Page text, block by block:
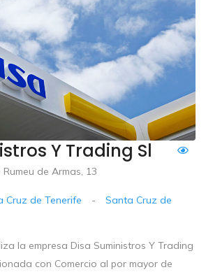
Y Trading Sl
de Armas, 13
Cruz de Tenerife -
Santa Cruz de
la empresa Disa Suministros Y Trading
con Comercio al por mayor de